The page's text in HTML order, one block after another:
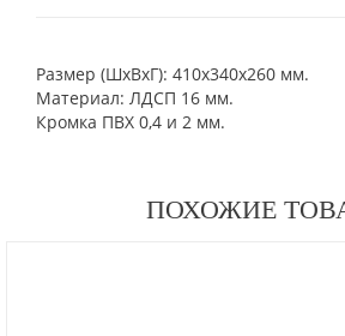
Размер (ШхВхГ): 410х340х260 мм.
Материал: ЛДСП 16 мм.
Кромка ПВХ 0,4 и 2 мм.
ПОХОЖИЕ